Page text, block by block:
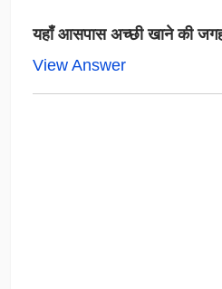
यहाँ आसपास अच्छी खाने की
View Answer